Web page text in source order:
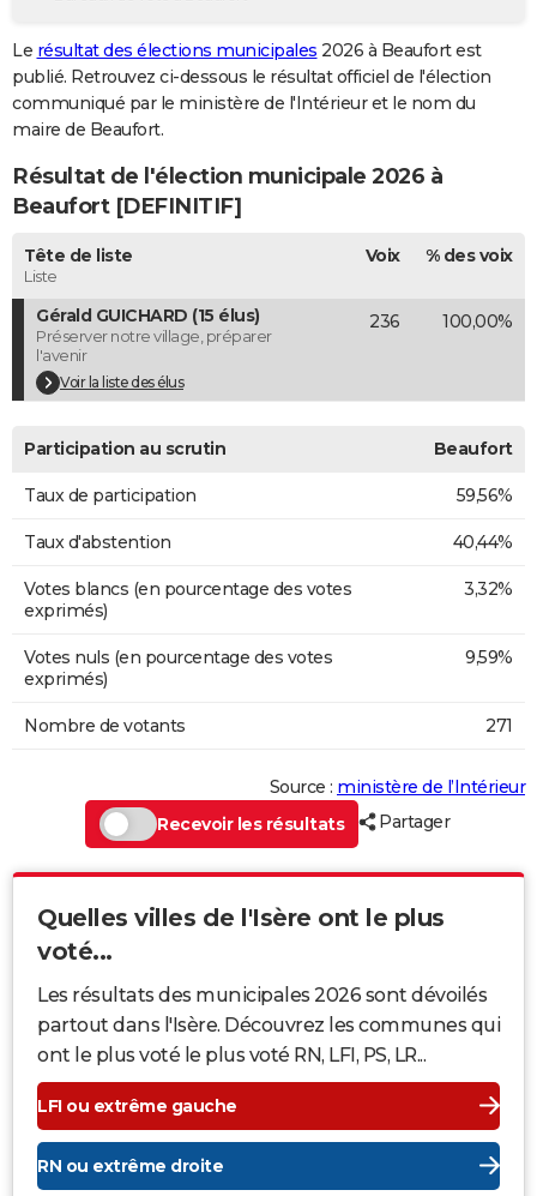
GUIDES D'ACHAT
BONS PLANS
CARTE DE VOEUX
Carte de Noël
Carte Bonne année
Carte Saint-Valentin
Carte Pâques
Carte d'anniversaire
DICTIONNAIRE
Dictionnaire
Biographies
Citations
Expressions
Proverbes
PROGRAMME TV
COPAINS D'AVANT
S'inscrire
Se connecter
Lycées
Collèges
Primaires
Universités
Entreprises
Service militaire
Avis de recherche
AVIS DE DÉCÈS
Bricolage
Lifestyle
Culture
Sport
Auto
Television
Voyage
Cinema
Le résultat des élections municipales 2026 à Beaufort est
publié. Retrouvez ci-dessous le résultat officiel de l'élection
communiqué par le ministère de l'Intérieur et le nom du
maire de Beaufort.
Résultat de l'élection municipale 2026 à
Beaufort [DEFINITIF]
Tête de liste
Liste
Voix % des voix
Gérald GUICHARD (15 élus)
Préserver notre village, préparer
l'avenir
Voir la liste des élus
236 100,00%
Participation au scrutin Beaufort
Taux de participation 59,56%
Taux d'abstention 40,44%
Votes blancs (en pourcentage des votes
exprimés)
3,32%
Votes nuls (en pourcentage des votes
exprimés)
9,59%
Nombre de votants 271
Source : ministère de l’Intérieur
Recevoir les résultats
Partager
Quelles villes de l'Isère ont le plus
voté...
Les résultats des municipales 2026 sont dévoilés
partout dans l'Isère. Découvrez les communes qui
ont le plus voté le plus voté RN, LFI, PS, LR...
LFI ou extrême gauche
RN ou extrême droite